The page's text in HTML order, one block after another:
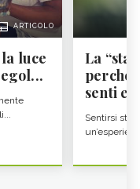
ARTICOLO
luce
La
perché
senti
Sentirsi